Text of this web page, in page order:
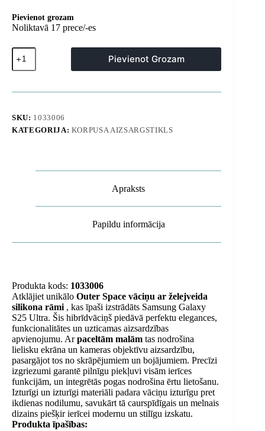
Pievienot grozam
Noliktavā 17 prece/-es
Silikona
maciņš
ar
rāmi
S25
Ultra
Pievienot Grozam
SKU: 1033006
KATEGORIJA: KORPUSA AIZSARGSTIKLS
Apraksts
Papildu informācija
Produkta kods: 1033006
Atklājiet unikālo Outer Space vāciņu ar želejveida
silikona rāmi , kas īpaši izstrādāts Samsung Galaxy
S25 Ultra. Šis hibrīdvāciņš piedāvā perfektu elegances,
funkcionalitātes un uzticamas aizsardzības
apvienojumu. Arpaceltām malām tas nodrošina
lielisku ekrāna un kameras objektīvu aizsardzību,
pasargājot tos no skrāpējumiem un bojājumiem. Precīzi
izgriezumi garantē pilnīgu piekļuvi visām ierīces
funkcijām, un integrētās pogas nodrošina ērtu lietošanu.
Izturīgi un izturīgi materiāli padara vāciņu izturīgu pret
ikdienas nodilumu, savukārt tā caurspīdīgais un melnais
dizains piešķir ierīcei modernu un stilīgu izskatu.
Produkta īpašības: